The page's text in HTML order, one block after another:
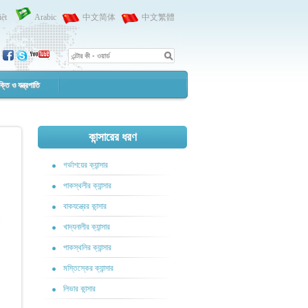
Arabic 中文简体 中文繁體
ও যন্ত্রপাতি
কান্সারের ধরণ
গর্ভাশয়ের ক্যান্সার
পাকস্থলীর ক্যান্সার
বাকযন্ত্রের কান্সার
খাদ্যনালীর ক্যান্সার
পাকস্থলির ক্যান্সার
মস্তিস্কের ক্যান্সার
লিভার কান্সার